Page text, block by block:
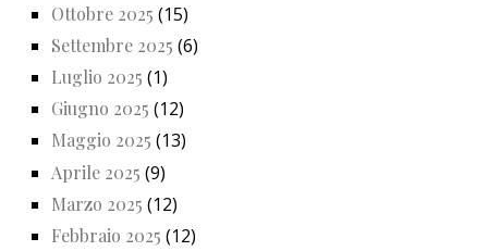
Ottobre 2025 (15)
Settembre 2025 (6)
Luglio 2025 (1)
Giugno 2025 (12)
Maggio 2025 (13)
Aprile 2025 (9)
Marzo 2025 (12)
Febbraio 2025 (12)